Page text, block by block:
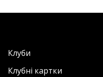
Клуби
Клубні картки